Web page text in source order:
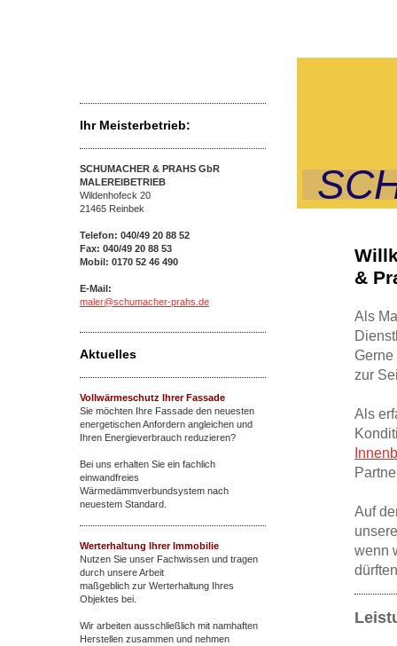
Ihr Meisterbetrieb:
SCHUMACHER & PRAHS GbR
MALEREIBETRIEB
Wildenhofeck 20
21465 Reinbek
Telefon: 040/49 20 88 52
Fax: 040/49 20 88 53
Mobil: 0170 52 46 490
E-Mail:
maler@schumacher-prahs.de
Aktuelles
Vollwärmeschutz Ihrer Fassade
Sie möchten Ihre Fassade den neuesten
energetischen Anfordern angleichen und
Ihren Energieverbrauch reduzieren?
Bei uns erhalten Sie ein fachlich
einwandfreies
Wärmedämmverbundsystem nach
neuestem Standard.
Werterhaltung Ihrer Immobilie
Nutzen Sie unser Fachwissen und tragen
durch unsere Arbeit
maßgeblich zur Werterhaltung Ihres
Objektes bei.
Wir arbeiten ausschließlich mit namhaften
Herstellen zusammen und nehmen
&
Als
Gerne
zur
Als
Auf
wenn